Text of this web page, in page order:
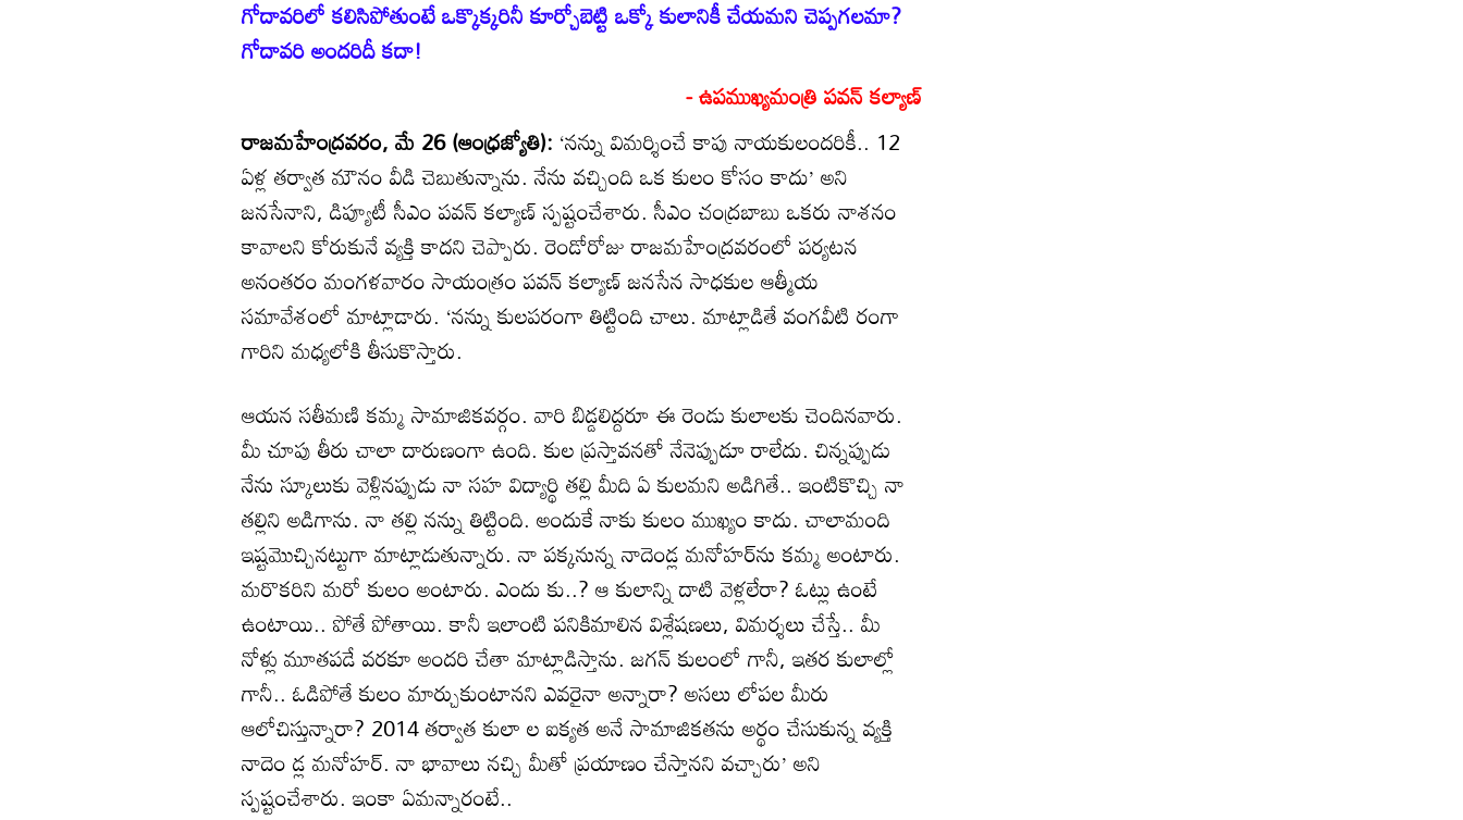
గోదావరిలో కలిసిపోతుంటే ఒక్కొక్కరినీ కూర్చోబెట్టి ఒక్కో కులానికీ చేయమని చెప్పగలమా?
గోదావరి అందరిదీ కదా!
- ఉపముఖ్యమంత్రి పవన్‌ కల్యాణ్‌
రాజమహేంద్రవరం, మే 26 (ఆంధ్రజ్యోతి): ‘నన్ను విమర్శించే కాపు నాయకులందరికీ.. 12
ఏళ్ల తర్వాత మౌనం వీడి చెబుతున్నాను. నేను వచ్చింది ఒక కులం కోసం కాదు’ అని
జనసేనాని, డిప్యూటీ సీఎం పవన్‌ కల్యాణ్‌ స్పష్టంచేశారు. సీఎం చంద్రబాబు ఒకరు నాశనం
కావాలని కోరుకునే వ్యక్తి కాదని చెప్పారు. రెండోరోజు రాజమహేంద్రవరంలో పర్యటన
అనంతరం మంగళవారం సాయంత్రం పవన్‌ కల్యాణ్‌ జనసేన సాధకుల ఆత్మీయ
సమావేశంలో మాట్లాడారు. ‘నన్ను కులపరంగా తిట్టింది చాలు. మాట్లాడితే వంగవీటి రంగా
గారిని మధ్యలోకి తీసుకొస్తారు.
ఆయన సతీమణి కమ్మ సామాజికవర్గం. వారి బిడ్డలిద్దరూ ఈ రెండు కులాలకు చెందినవారు.
మీ చూపు తీరు చాలా దారుణంగా ఉంది. కుల ప్రస్తావనతో నేనెప్పుడూ రాలేదు. చిన్నప్పుడు
నేను స్కూలుకు వెళ్లినప్పుడు నా సహ విద్యార్థి తల్లి మీది ఏ కులమని అడిగితే.. ఇంటికొచ్చి నా
తల్లిని అడిగాను. నా తల్లి నన్ను తిట్టింది. అందుకే నాకు కులం ముఖ్యం కాదు. చాలామంది
ఇష్టమొచ్చినట్టుగా మాట్లాడుతున్నారు. నా పక్కనున్న నాదెండ్ల మనోహర్‌ను కమ్మ అంటారు.
మరొకరిని మరో కులం అంటారు. ఎందు కు..? ఆ కులాన్ని దాటి వెళ్లలేరా? ఓట్లు ఉంటే
ఉంటాయి.. పోతే పోతాయి. కానీ ఇలాంటి పనికిమాలిన విశ్లేషణలు, విమర్శలు చేస్తే.. మీ
నోళ్లు మూతపడే వరకూ అందరి చేతా మాట్లాడిస్తాను. జగన్‌ కులంలో గానీ, ఇతర కులాల్లో
గానీ.. ఓడిపోతే కులం మార్చుకుంటానని ఎవరైనా అన్నారా? అసలు లోపల మీరు
ఆలోచిస్తున్నారా? 2014 తర్వాత కులా ల ఐక్యత అనే సామాజికతను అర్థం చేసుకున్న వ్యక్తి
నాదెం డ్ల మనోహర్‌. నా భావాలు నచ్చి మీతో ప్రయాణం చేస్తానని వచ్చారు’ అని
స్పష్టంచేశారు. ఇంకా ఏమన్నారంటే..